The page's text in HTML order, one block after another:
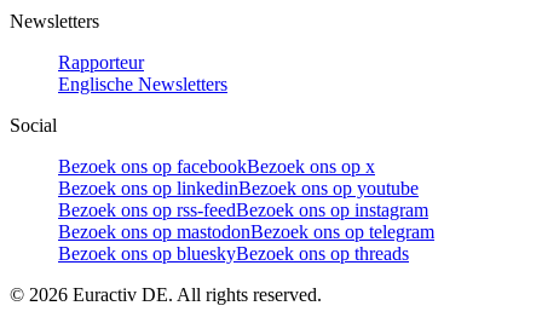
Newsletters
Rapporteur
Englische Newsletters
Social
Bezoek ons op facebookBezoek ons op x
Bezoek ons op linkedinBezoek ons op youtube
Bezoek ons op rss-feedBezoek ons op instagram
Bezoek ons op mastodonBezoek ons op telegram
Bezoek ons op blueskyBezoek ons op threads
© 2026 Euractiv DE. All rights reserved.